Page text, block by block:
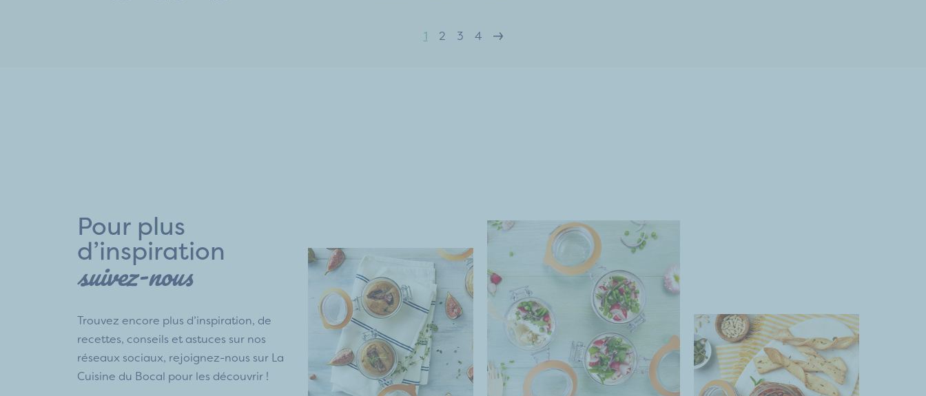
1 2 3 4
Pour plus
d’inspiration
suivez-nous
Trouvez encore plus d’inspiration, de
recettes, conseils et astuces sur nos
réseaux sociaux, rejoignez-nous sur La
Cuisine du Bocal pour les découvrir !